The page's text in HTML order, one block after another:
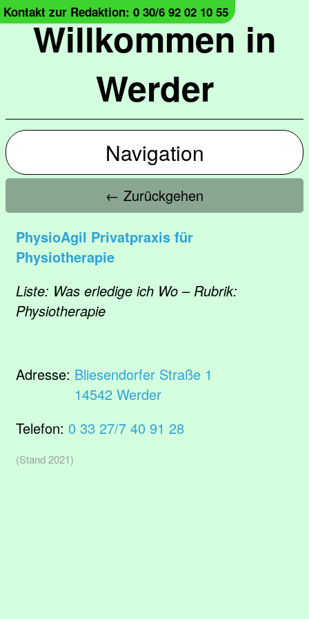
Willkommen in
Werder
Kontakt zur Redaktion: 0 30/6 92 02 10 55
Navigation
← Zurückgehen
PhysioAgil Privatpraxis für
Physiotherapie
Liste: Was erledige ich Wo – Rubrik:
Physiotherapie
Adresse: Bliesendorfer Straße 1
14542 Werder
Telefon: 0 33 27/7 40 91 28
(Stand 2021)